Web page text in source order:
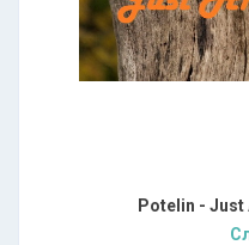
Potelin - Just